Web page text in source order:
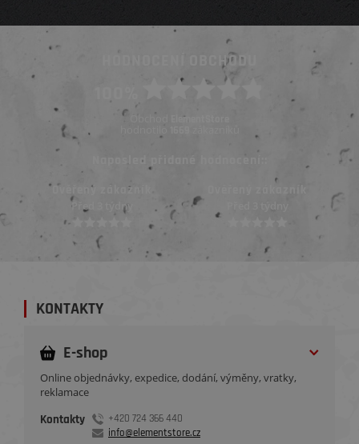
HODNOCENÍ OBCHODU
Obchod ElementStore
hodnotilo
Naposled přidané hodnocení::
Ověřený zákazník
Před 3 týdny
KONTAKTY
E-shop
Online objednávky, expedice, dodání, výměny, vratky,
reklamace
Kontakty
+420 724 366 440
info@elementstore.cz